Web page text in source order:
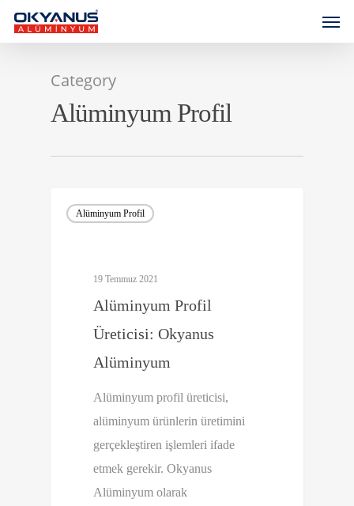
Category
Alüminyum Profil
Alüminyum Profil
19 Temmuz 2021
Alüminyum Profil
Üreticisi: Okyanus
Alüminyum
Alüminyum profil üreticisi,
alüminyum ürünlerin üretimini
gerçekleştiren işlemleri ifade
etmek gerekir. Okyanus
Alüminyum olarak